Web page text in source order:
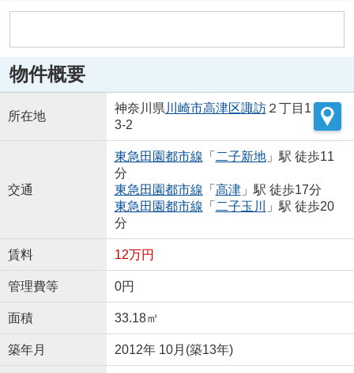
物件概要
所在地
神奈川県 川崎市高津区諏訪２丁目1
3-2
交通
東急田園都市線 「 二子新地」駅 徒歩11
分
東急田園都市線 「 高津」駅 徒歩17分
東急田園都市線 「 二子玉川
」駅 徒歩20
分
賃料 12万円
管理費等 0円
面積 33.18㎡
築年月 2012年 10月(築13年)